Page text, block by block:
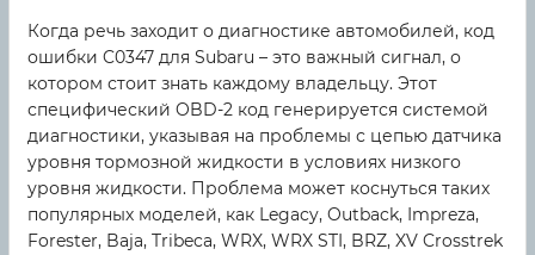
Когда речь заходит о диагностике автомобилей, код
ошибки C0347 для Subaru – это важный сигнал, о
котором стоит знать каждому владельцу. Этот
специфический OBD-2 код генерируется системой
диагностики, указывая на проблемы с цепью датчика
уровня тормозной жидкости в условиях низкого
уровня жидкости. Проблема может коснуться таких
популярных моделей, как Legacy, Outback, Impreza,
Forester, Baja, Tribeca, WRX, WRX STI, BRZ, XV Crosstrek